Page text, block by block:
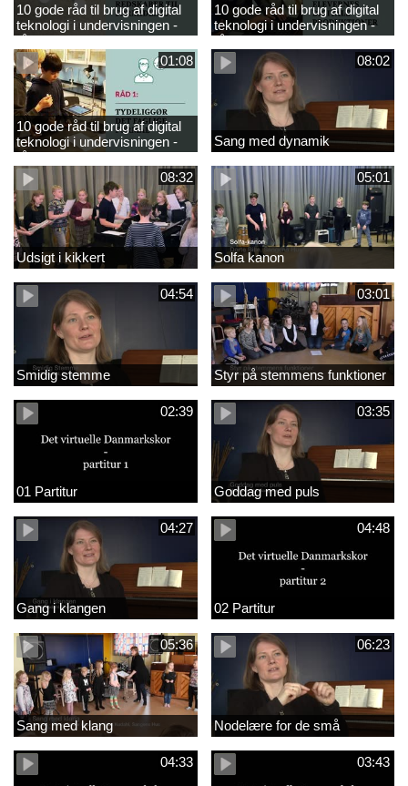
10 gode råd til brug af digital
teknologi i undervisningen -
råd 3
10 gode råd til brug af digital
teknologi i undervisningen -
råd 2
01:08
10 gode råd til brug af digital
teknologi i undervisningen -
råd 1
08:02
Sang med dynamik
08:32
Udsigt i kikkert
05:01
Solfa kanon
04:54
Smidig stemme
03:01
Styr på stemmens funktioner
02:39
01 Partitur
03:35
Goddag med puls
04:27
Gang i klangen
04:48
02 Partitur
05:36
Sang med klang
06:23
Nodelære for de små
04:33 03:43